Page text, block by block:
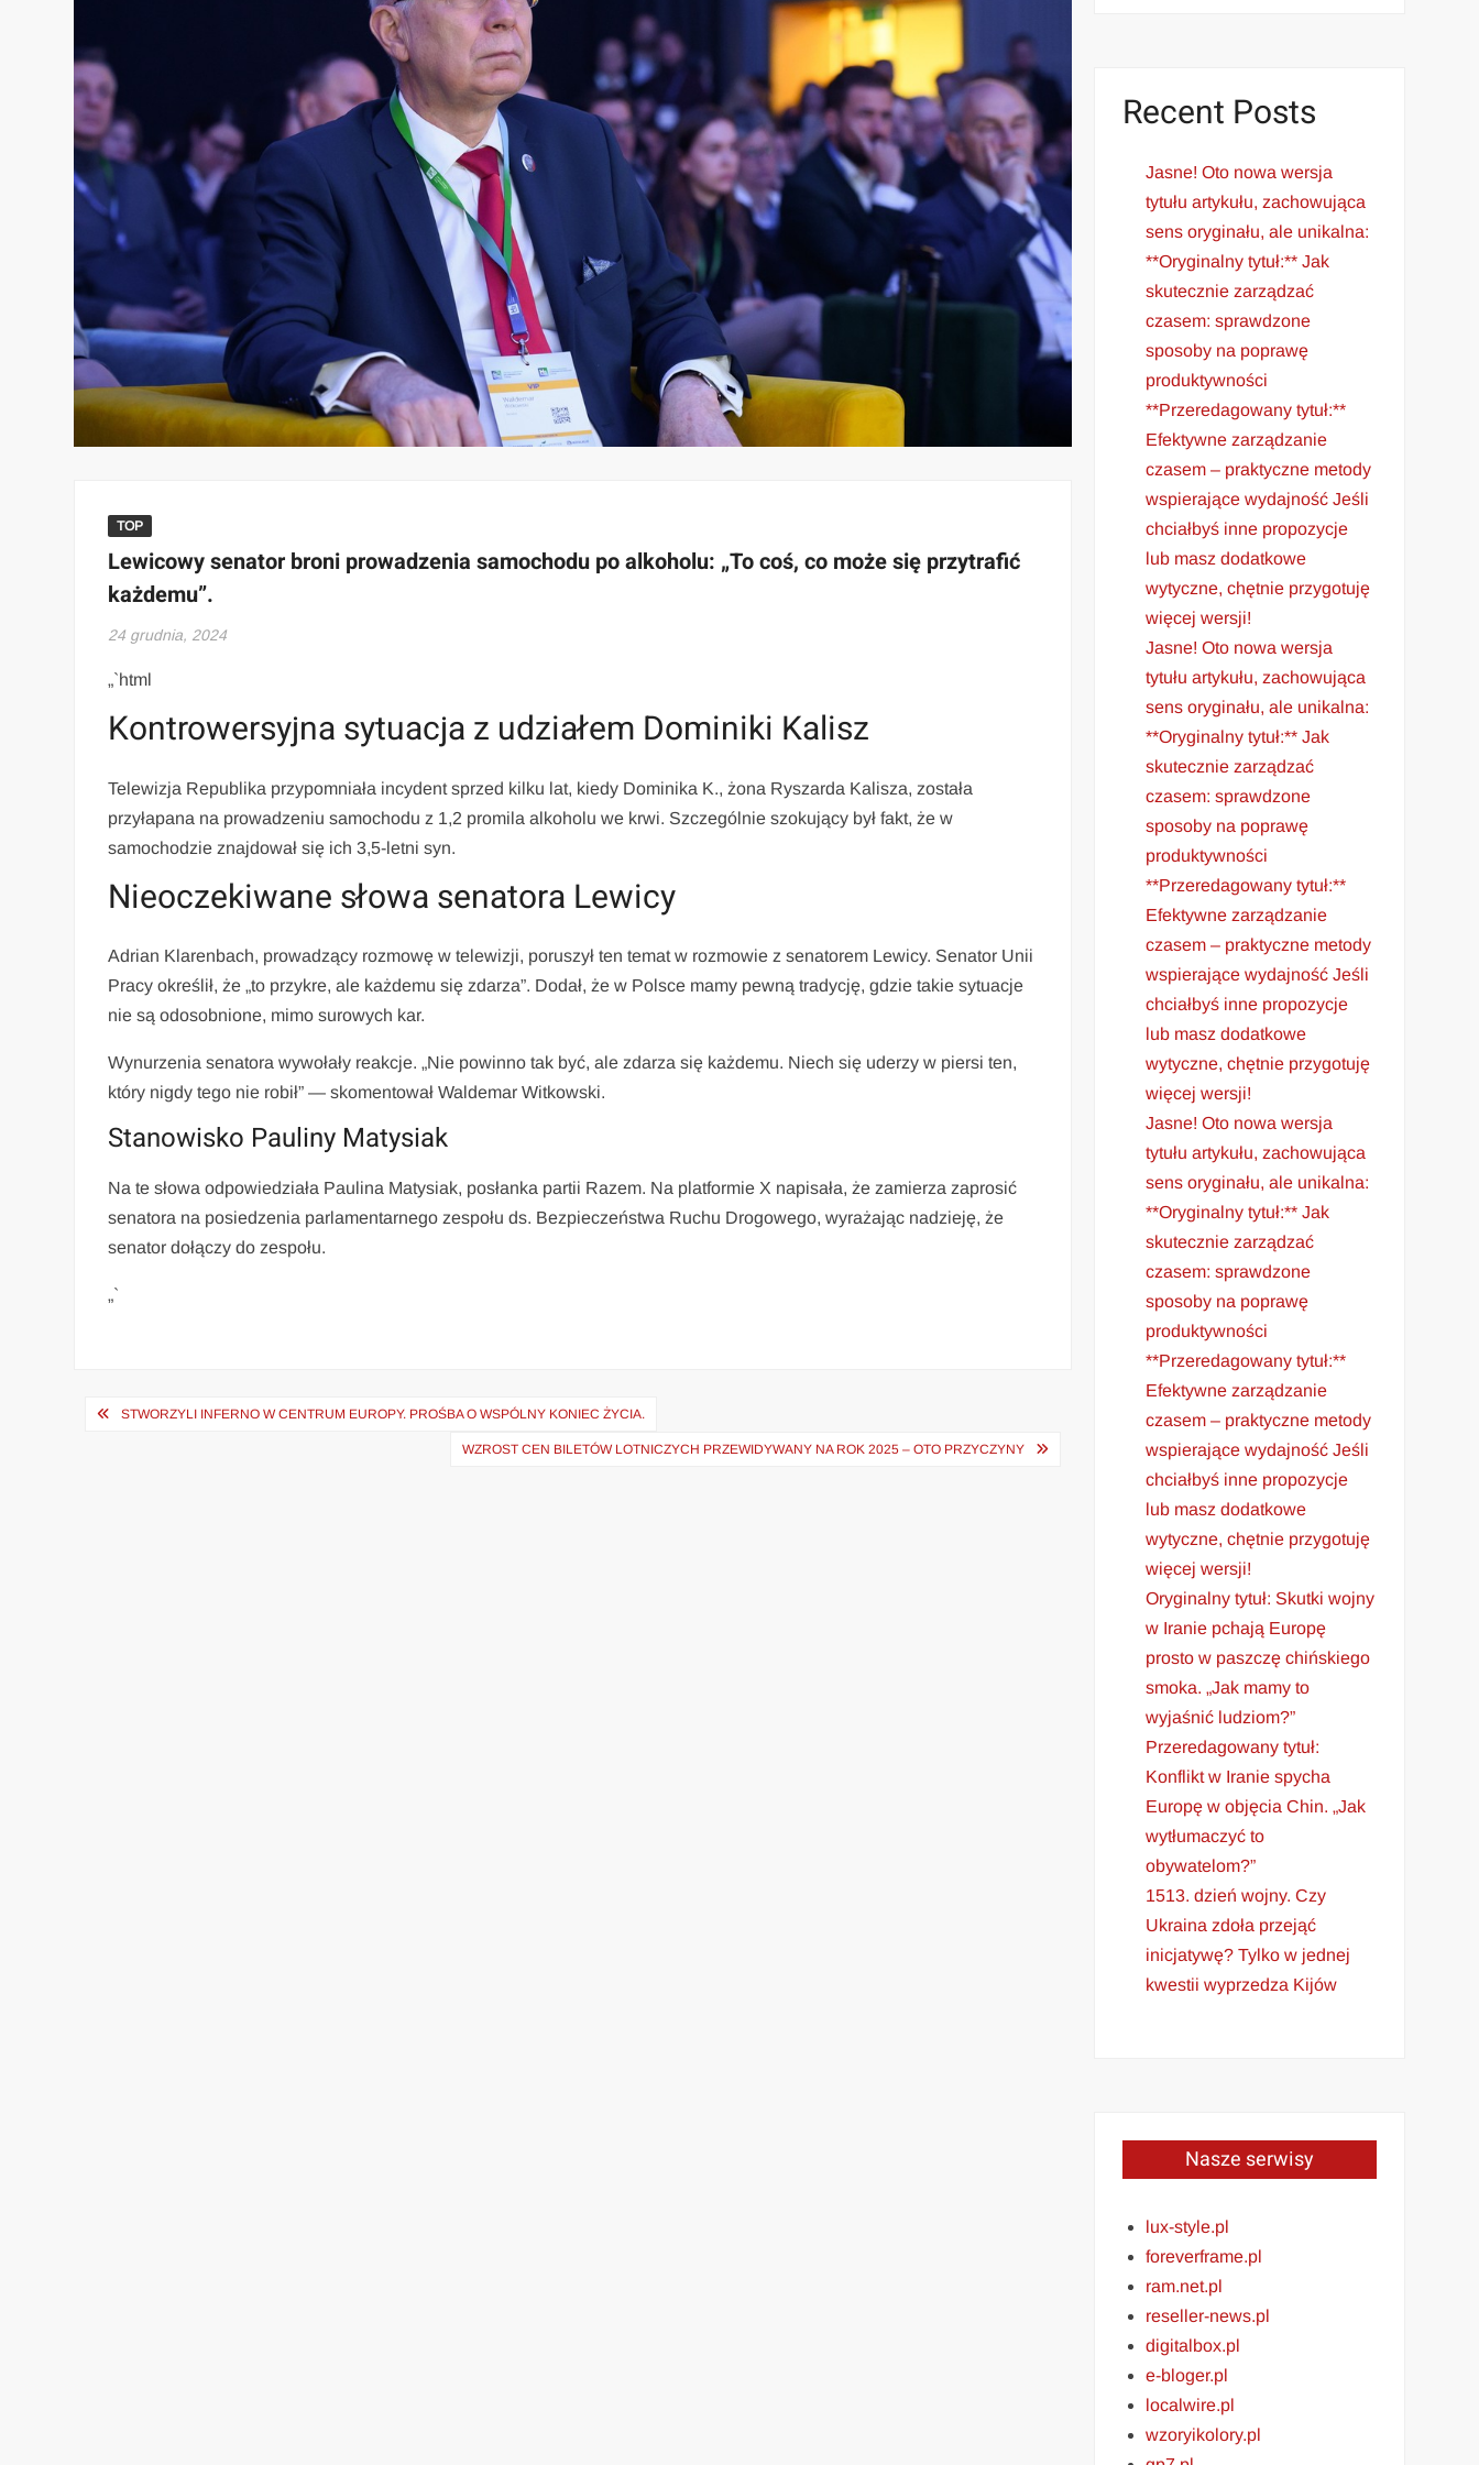
TOP
Lewicowy senator broni prowadzenia samochodu po alkoholu: „To coś, co może się przytrafić
każdemu”.
24 grudnia, 2024
„`html
Kontrowersyjna sytuacja z udziałem Dominiki Kalisz
Telewizja Republika przypomniała incydent sprzed kilku lat, kiedy Dominika K., żona Ryszarda Kalisza, została
przyłapana na prowadzeniu samochodu z 1,2 promila alkoholu we krwi. Szczególnie szokujący był fakt, że w
samochodzie znajdował się ich 3,5-letni syn.
Nieoczekiwane słowa senatora Lewicy
Adrian Klarenbach, prowadzący rozmowę w telewizji, poruszył ten temat w rozmowie z senatorem Lewicy. Senator Unii
Pracy określił, że „to przykre, ale każdemu się zdarza”. Dodał, że w Polsce mamy pewną tradycję, gdzie takie sytuacje
nie są odosobnione, mimo surowych kar.
Wynurzenia senatora wywołały reakcje. „Nie powinno tak być, ale zdarza się każdemu. Niech się uderzy w piersi ten,
który nigdy tego nie robił” — skomentował Waldemar Witkowski.
Stanowisko Pauliny Matysiak
Na te słowa odpowiedziała Paulina Matysiak, posłanka partii Razem. Na platformie X napisała, że zamierza zaprosić
senatora na posiedzenia parlamentarnego zespołu ds. Bezpieczeństwa Ruchu Drogowego, wyrażając nadzieję, że
senator dołączy do zespołu.
„`
Nawigacja
STWORZYLI INFERNO W CENTRUM EUROPY. PROŚBA O WSPÓLNY KONIEC ŻYCIA.
WZROST CEN BILETÓW LOTNICZYCH PRZEWIDYWANY NA ROK 2025 – OTO PRZYCZYNY
Recent Posts
Jasne! Oto nowa wersja
tytułu artykułu, zachowująca
sens oryginału, ale unikalna:
**Oryginalny tytuł:** Jak
skutecznie zarządzać
czasem: sprawdzone
sposoby na poprawę
produktywności
**Przeredagowany tytuł:**
Efektywne zarządzanie
czasem – praktyczne metody
wspierające wydajność Jeśli
chciałbyś inne propozycje
lub masz dodatkowe
wytyczne, chętnie przygotuję
więcej wersji!
Jasne! Oto nowa wersja
tytułu artykułu, zachowująca
sens oryginału, ale unikalna:
**Oryginalny tytuł:** Jak
skutecznie zarządzać
czasem: sprawdzone
sposoby na poprawę
produktywności
**Przeredagowany tytuł:**
Efektywne zarządzanie
czasem – praktyczne metody
wspierające wydajność Jeśli
chciałbyś inne propozycje
lub masz dodatkowe
wytyczne, chętnie przygotuję
więcej wersji!
Jasne! Oto nowa wersja
tytułu artykułu, zachowująca
sens oryginału, ale unikalna:
**Oryginalny tytuł:** Jak
skutecznie zarządzać
czasem: sprawdzone
sposoby na poprawę
produktywności
**Przeredagowany tytuł:**
Efektywne zarządzanie
czasem – praktyczne metody
wspierające wydajność Jeśli
chciałbyś inne propozycje
lub masz dodatkowe
wytyczne, chętnie przygotuję
więcej wersji!
Oryginalny tytuł: Skutki wojny
w Iranie pchają Europę
prosto w paszczę chińskiego
smoka. „Jak mamy to
wyjaśnić ludziom?”
Przeredagowany tytuł:
Konflikt w Iranie spycha
Europę w objęcia Chin. „Jak
wytłumaczyć to
obywatelom?”
1513. dzień wojny. Czy
Ukraina zdoła przejąć
inicjatywę? Tylko w jednej
kwestii wyprzedza Kijów
Nasze serwisy
lux-style.pl
foreverframe.pl
ram.net.pl
reseller-news.pl
digitalbox.pl
e-bloger.pl
localwire.pl
wzoryikolory.pl